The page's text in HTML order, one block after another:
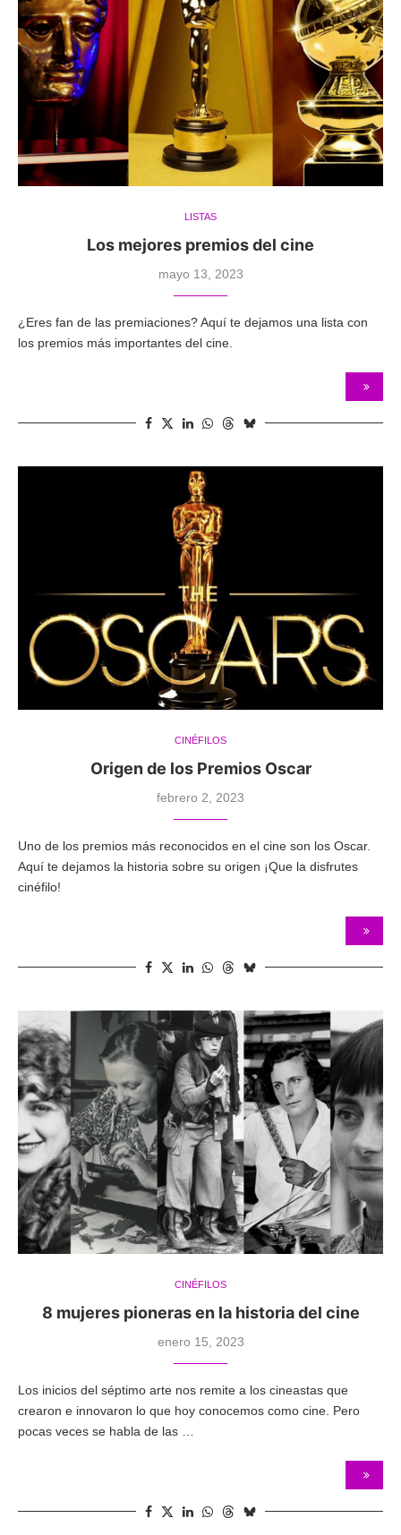
LISTAS
Los mejores premios del cine
mayo 13, 2023
¿Eres fan de las premiaciones? Aquí te dejamos una lista con
los premios más importantes del cine.
CINÉFILOS
Origen de los Premios Oscar
febrero 2, 2023
Uno de los premios más reconocidos en el cine son los Oscar.
Aquí te dejamos la historia sobre su origen ¡Que la disfrutes
cinéfilo!
CINÉFILOS
8 mujeres pioneras en la historia del cine
enero 15, 2023
Los inicios del séptimo arte nos remite a los cineastas que
crearon e innovaron lo que hoy conocemos como cine. Pero
pocas veces se habla de las …